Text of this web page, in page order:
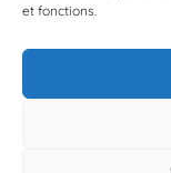
et fonctions.